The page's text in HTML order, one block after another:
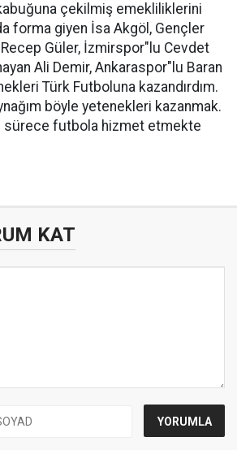
çekilmiş emekliliklerini
forma giyen İsa Akgöl, Gençler
Güler, İzmirspor"lu Cevdet
Ali Demir, Ankaraspor"lu Baran
Türk Futboluna kazandırdım.
böyle yetenekleri kazanmak.
sürece futbola hizmet etmekte
KAT